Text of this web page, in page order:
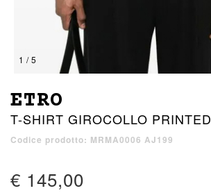
1 / 5
ETRO
T-SHIRT GIROCOLLO PRINTED
Codice prodotto: MRMA0006 AJ199
€ 145,00